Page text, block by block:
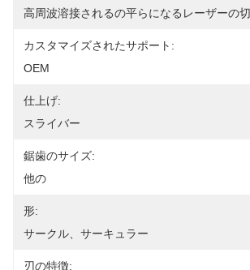
高周波溶接されるの平らになるレーザーの
カスタマイズされたサポート:
OEM
仕上げ:
スライバー
鋸歯のサイズ:
他の
形:
サークル、サーキュラー
刃の特徴: